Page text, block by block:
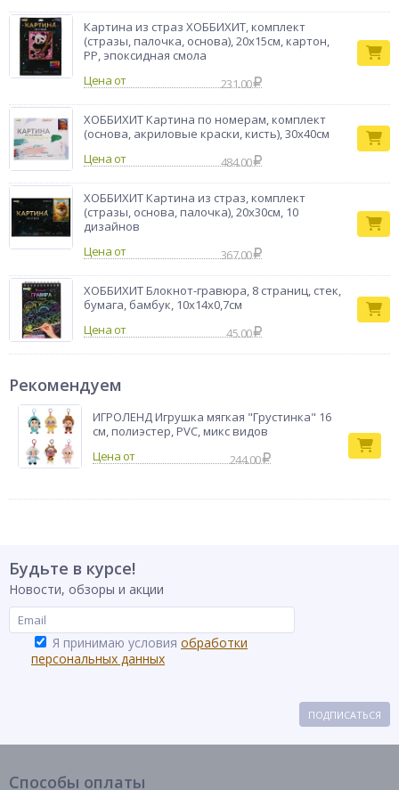
Картина из страз ХОББИХИТ, комплект
(стразы, палочка, основа), 20х15см, картон,
PP, эпоксидная смола
Цена от
231.00
ХОББИХИТ Картина по номерам, комплект
(основа, акриловые краски, кисть), 30х40см
Цена от
484.00
ХОББИХИТ Картина из страз, комплект
(стразы, основа, палочка), 20х30см, 10
дизайнов
Цена от
367.00
ХОББИХИТ Блокнот-гравюра, 8 страниц, стек,
бумага, бамбук, 10х14х0,7см
Цена от
45.00
Рекомендуем
ИГРОЛЕНД Игрушка мягкая "Грустинка" 16
см, полиэстер, PVC, микс видов
244.00
Будьте в курсе!
Новости, обзоры и акции
Я принимаю условия обработки
персональных данных
ПОДПИСАТЬСЯ
Способы оплаты